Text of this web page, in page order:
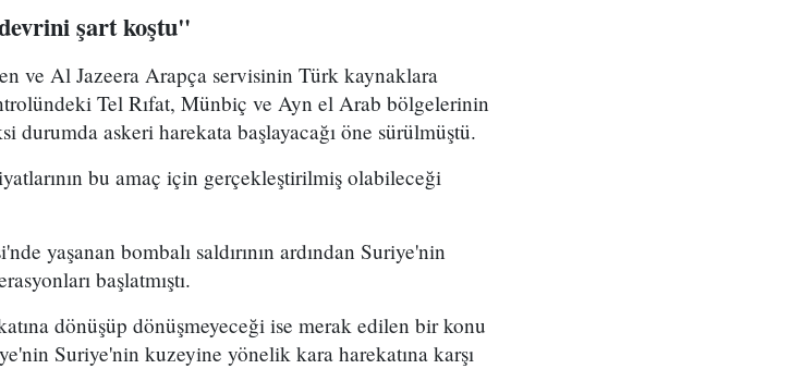
şart koştu"
ve Al Jazeera Arapça servisinin Türk kaynaklara
Tel Rıfat, Münbiç ve Ayn el Arab bölgelerinin
durumda askeri harekata başlayacağı öne sürülmüştü.
bu amaç için gerçekleştirilmiş olabileceği
yaşanan bombalı saldırının ardından Suriye'nin
başlatmıştı.
dönüşüp dönüşmeyeceği ise merak edilen bir konu
Suriye'nin kuzeyine yönelik kara harekatına karşı